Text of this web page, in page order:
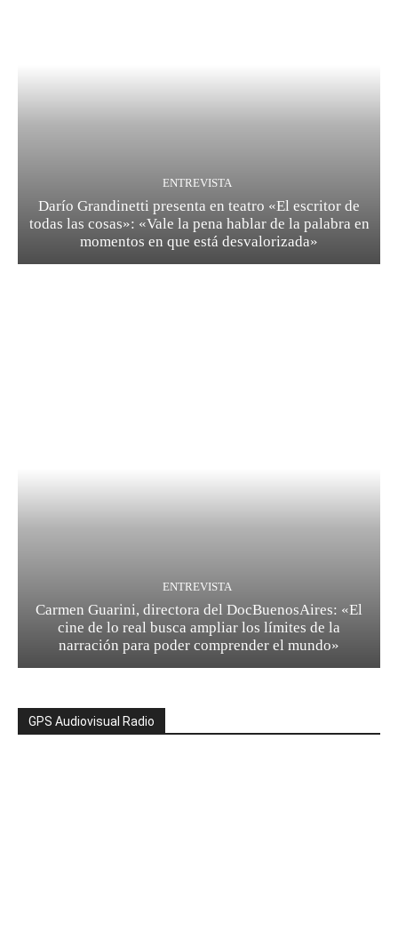
ENTREVISTA
Darío Grandinetti presenta en teatro «El escritor de
todas las cosas»: «Vale la pena hablar de la palabra en
momentos en que está desvalorizada»
ENTREVISTA
Carmen Guarini, directora del DocBuenosAires: «El
cine de lo real busca ampliar los límites de la
narración para poder comprender el mundo»
GPS Audiovisual Radio